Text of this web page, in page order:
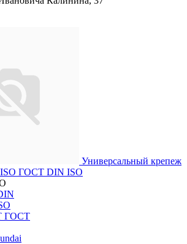
Универсальный крепеж
ГОСТ DIN ISO
ГОСТ